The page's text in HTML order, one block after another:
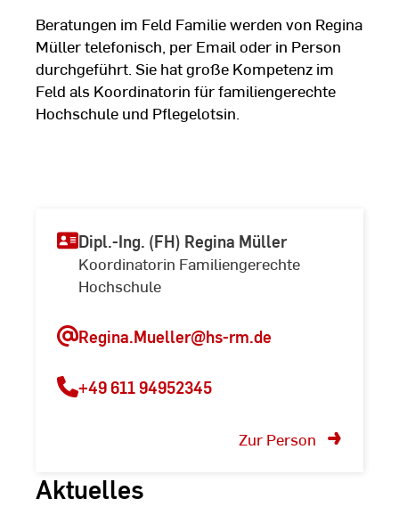
Beratungen im Feld Familie werden von Regina
Müller telefonisch, per Email oder in Person
durchgeführt. Sie hat große Kompetenz im
Feld als Koordinatorin für familiengerechte
Hochschule und Pflegelotsin.
Dipl.-Ing. (FH) Regina Müller
Koordinatorin Familiengerechte
Hochschule
Regina.Mueller@hs-rm.de
+49 611 94952345
Zur Person
Aktuelles